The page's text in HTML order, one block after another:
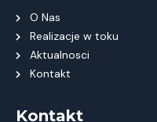
O Nas
Realizacje w toku
Aktualnosci
Kontakt
Kontakt